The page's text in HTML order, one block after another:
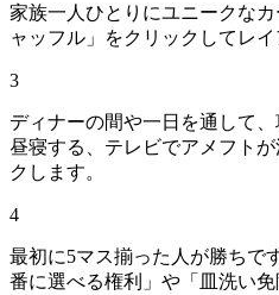
家族一人ひとりにユニークな
ャッフル」をクリックしてレ
3
ディナーの間や一日を通して
昼寝する、テレビでアメフト
クします。
4
最初に5マス揃った人が勝ちで
番に選べる権利」や「皿洗い